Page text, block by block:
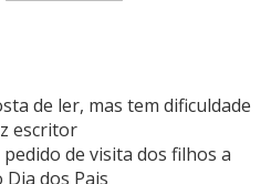
de ler, mas tem dificuldade
escritor
de visita dos filhos a
dos Pais